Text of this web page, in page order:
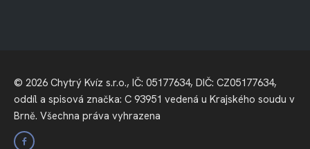
© 2026 Chytrý Kvíz s.r.o., IČ: 05177634, DIČ: CZ05177634,
oddíl a spisová značka: C 93951 vedená u Krajského soudu v
Brně. Všechna práva vyhrazena